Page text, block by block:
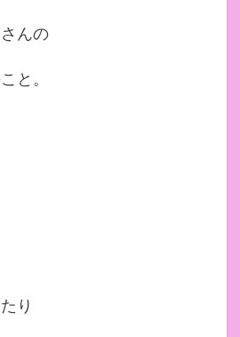
んの
と。
り